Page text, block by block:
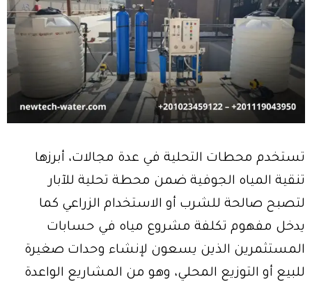
تستخدم محطات التحلية في عدة مجالات، أبرزها
تنقية المياه الجوفية ضمن محطة تحلية للآبار
لتصبح صالحة للشرب أو الاستخدام الزراعي كما
يدخل مفهوم تكلفة مشروع مياه في حسابات
المستثمرين الذين يسعون لإنشاء وحدات صغيرة
للبيع أو التوزيع المحلي، وهو من المشاريع الواعدة